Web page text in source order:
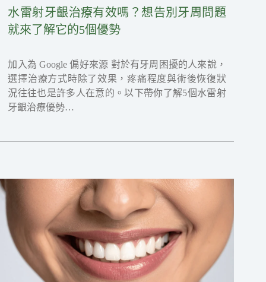
水雷射牙齦治療有效嗎？想告別牙周問題
就來了解它的5個優勢
加入為 Google 偏好來源 對於有牙周困擾的人來說，
選擇治療方式時除了效果，疼痛程度與術後恢復狀
況往往也是許多人在意的。以下帶你了解5個水雷射
牙齦治療優勢…